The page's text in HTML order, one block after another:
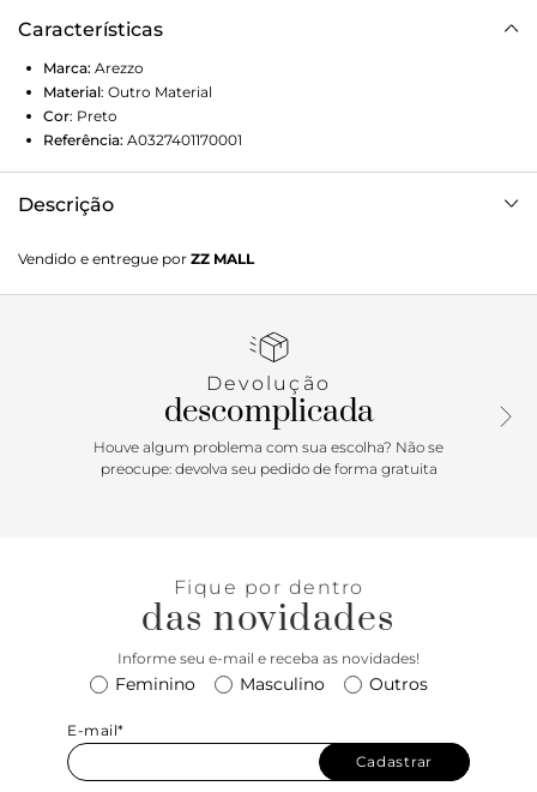
Características
Marca: Arezzo
Material: Outro Material
Cor: Preto
Referência: A0327401170001
Descrição
redondo.
Vendido e entregue por ZZ MALL
Devolução
descomplicada
Houve algum problema com sua escolha? Não se
preocupe: devolva seu pedido de forma gratuita
Fique por dentro
das novidades
Informe seu e-mail e receba as novidades!
Feminino Masculino Outros
E-mail*
Cadastrar